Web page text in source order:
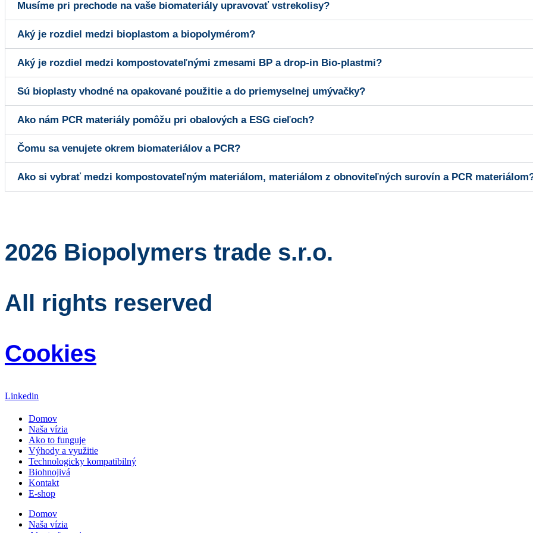
Musíme pri prechode na vaše biomateriály upravovať vstrekolisy?
Aký je rozdiel medzi bioplastom a biopolymérom?
Aký je rozdiel medzi kompostovateľnými zmesami BP a drop-in Bio-plastmi?
Sú bioplasty vhodné na opakované použitie a do priemyselnej umývačky?
Ako nám PCR materiály pomôžu pri obalových a ESG cieľoch?
Čomu sa venujete okrem biomateriálov a PCR?
Ako si vybrať medzi kompostovateľným materiálom, materiálom z obnoviteľných surovín a PCR
2026 Biopolymers trade s.r.o.
All rights reserved
Cookies
Linkedin
Domov
Naša vízia
Ako to funguje
Výhody a využitie
Technologicky kompatibilný
Biohnojivá
Kontakt
E-shop
Domov
Naša vízia